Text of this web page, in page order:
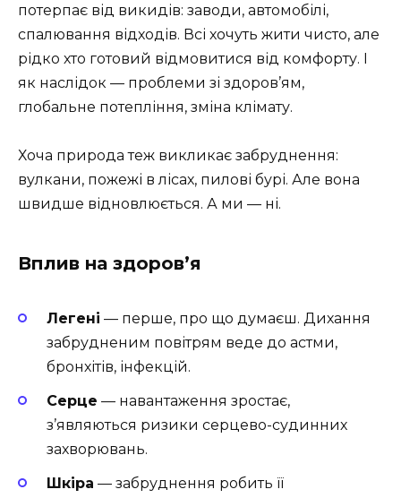
потерпає від викидів: заводи, автомобілі,
спалювання відходів. Всі хочуть жити чисто, але
рідко хто готовий відмовитися від комфорту. І
як наслідок — проблеми зі здоров’ям,
глобальне потепління, зміна клімату.
Хоча природа теж викликає забруднення:
вулкани, пожежі в лісах, пилові бурі. Але вона
швидше відновлюється. А ми — ні.
Вплив на здоров’я
Легені — перше, про що думаєш. Дихання
забрудненим повітрям веде до астми,
бронхітів, інфекцій.
Серце — навантаження зростає,
з’являються ризики серцево-судинних
захворювань.
Шкіра — забруднення робить її